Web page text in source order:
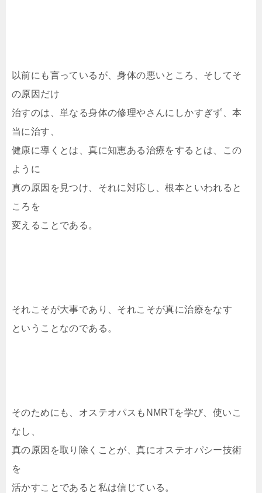
以前にも言っているが、身体の悪いところ、そしてそ
の原因だけ
治すのは、単なる身体の修理やさんにしかすぎず、本
当に治す、
健康に導くとは、真に知恵ある治療をするとは、この
ように
真の原因を見つけ、それに対応し、根本といわれると
ころを
変えることである。
それこそが大事であり、それこそが真に治療をなす
ということなのである。
そのためにも、オステオパスもNMRTを学び、使いこ
なし、
真の原因を取り除くことが、真にオステオパシー技術
を
活かすことであると私は信じている。